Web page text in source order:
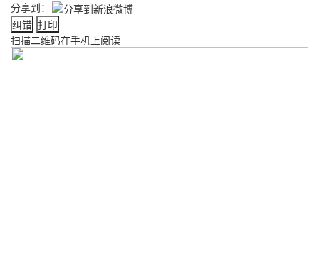
分享到：
纠错 打印
扫描二维码在手机上阅读